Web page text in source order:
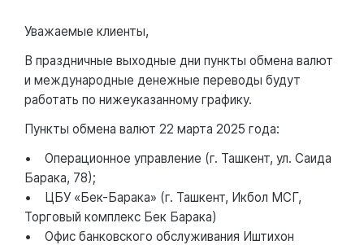
Уважаемые клиенты,
В праздничные выходные дни пункты обмена валют
и международные денежные переводы будут
работать по нижеуказанному графику.
Пункты обмена валют 22 марта 2025 года:
• Операционное управление (г. Ташкент, ул. Саида
Барака, 78);
• ЦБУ «Бек-Барака» (г. Ташкент, Икбол МСГ,
Торговый комплекс Бек Барака)
• Офис банковского обслуживания Иштихон